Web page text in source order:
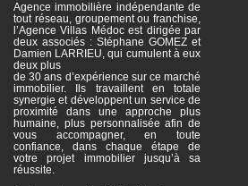
Agence immobilière indépendante de
tout réseau, groupement ou franchise,
l’Agence Villas Médoc est dirigée par
deux associés : Stéphane GOMEZ et
Damien LARRIEU, qui cumulent à eux
deux plus
de 30 ans d’expérience sur ce marché
immobilier. Ils travaillent en totale
synergie et développent un service de
proximité dans une approche plus
humaine, plus personnalisée afin de
vous accompagner, en toute
confiance, dans chaque étape de
votre projet immobilier jusqu’à sa
réussite.